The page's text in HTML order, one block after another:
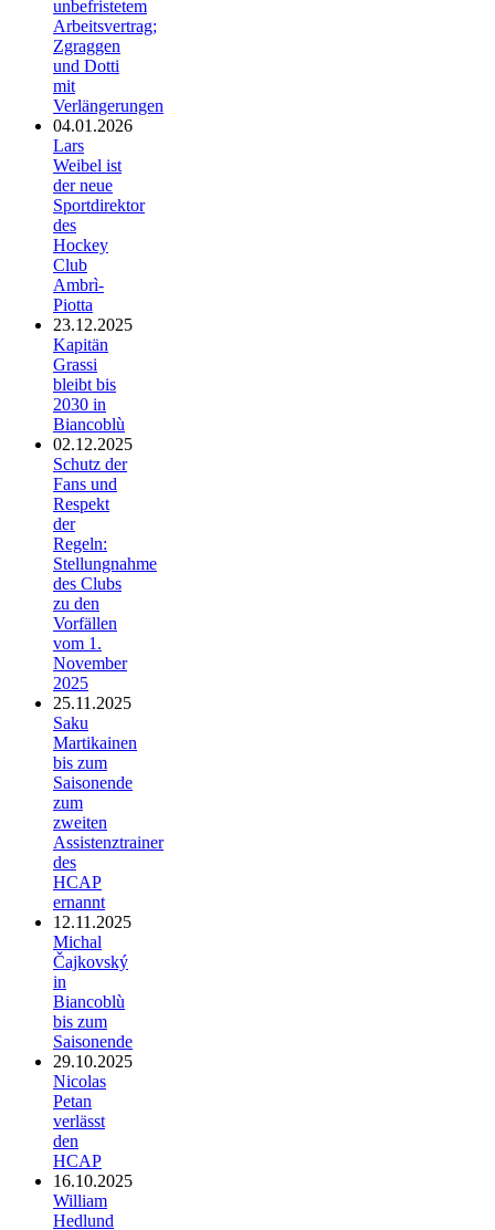
unbefristetem
Arbeitsvertrag;
Zgraggen
und Dotti
mit
Verlängerungen
04.01.2026
Lars
Weibel ist
der neue
Sportdirektor
des
Hockey
Club
Ambrì-
Piotta
23.12.2025
Kapitän
Grassi
bleibt bis
2030 in
Biancoblù
02.12.2025
Schutz der
Fans und
Respekt
der
Regeln:
Stellungnahme
des Clubs
zu den
Vorfällen
vom 1.
November
2025
25.11.2025
Saku
Martikainen
bis zum
Saisonende
zum
zweiten
Assistenztrainer
des
HCAP
ernannt
12.11.2025
Michal
Čajkovský
in
Biancoblù
bis zum
Saisonende
29.10.2025
Nicolas
Petan
verlässt
den
HCAP
16.10.2025
William
Hedlund